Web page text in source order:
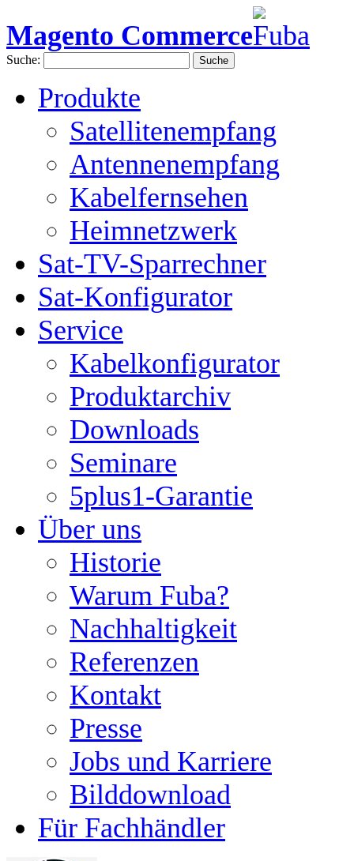
Magento Commerce
Suche: Suche
Produkte
Satellitenempfang
Antennenempfang
Kabelfernsehen
Heimnetzwerk
Sat-TV-Sparrechner
Sat-Konfigurator
Service
Kabelkonfigurator
Produktarchiv
Downloads
Seminare
5plus1-Garantie
Über uns
Historie
Warum Fuba?
Nachhaltigkeit
Referenzen
Kontakt
Presse
Jobs und Karriere
Bilddownload
Für Fachhändler